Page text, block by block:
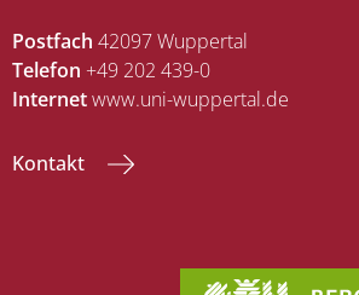
Postfach 42097 Wuppertal
Telefon +49 202 439-0
Internetwww.uni-wuppertal.de
Kontakt